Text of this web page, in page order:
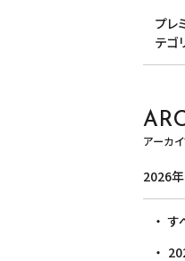
プレ
テゴ
アーカ
2026
す